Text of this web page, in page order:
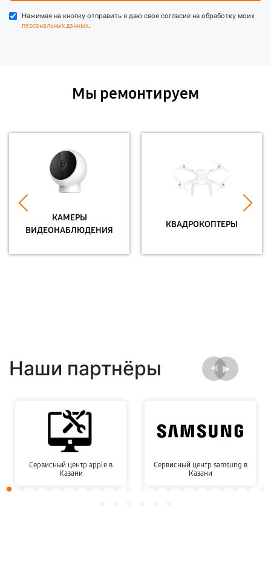
Нажимая на кнопку отправить я даю свое согласие на обработку моих
персональных данных.
Мы ремонтируем
КАМЕРЫ
ВИДЕОНАБЛЮДЕНИЯ
КВАДРОКОПТЕРЫ
Наши партнёры
Сервисный центр apple в
Казани
Сервисный центр samsung в
Казани